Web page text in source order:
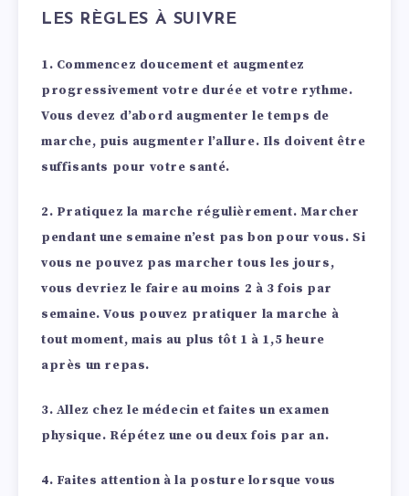
LES RÈGLES À SUIVRE
1. Commencez doucement et augmentez
progressivement votre durée et votre rythme.
Vous devez d’abord augmenter le temps de
marche, puis augmenter l’allure. Ils doivent être
suffisants pour votre santé.
2. Pratiquez la marche régulièrement. Marcher
pendant une semaine n’est pas bon pour vous. Si
vous ne pouvez pas marcher tous les jours,
vous devriez le faire au moins 2 à 3 fois par
semaine. Vous pouvez pratiquer la marche à
tout moment, mais au plus tôt 1 à 1,5 heure
après un repas.
3. Allez chez le médecin et faites un examen
physique. Répétez une ou deux fois par an.
4. Faites attention à la posture lorsque vous